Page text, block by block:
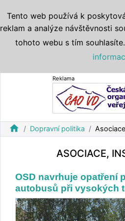
Reklama
home Dopravní politika
ASOCIACE,
OSD navrhuje opatření
autobusů při vysokých
Tento web používá k
reklam a analýze návštěvnosti
tohoto webu s tím souhlasíte.